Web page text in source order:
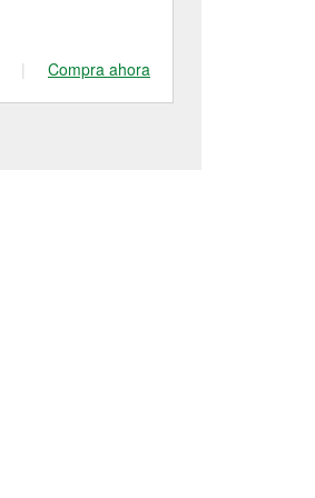
| Compra ahora